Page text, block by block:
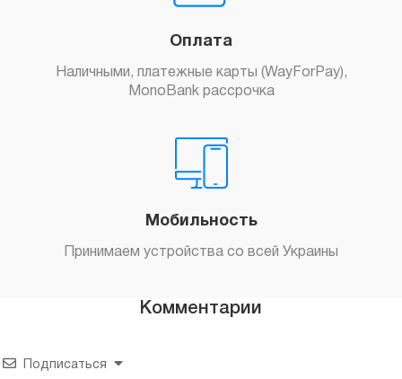
Оплата
Наличными, платежные карты (WayForPay),
MonoBank рассрочка
Мобильность
Принимаем устройства со всей Украины
Комментарии
Подписаться